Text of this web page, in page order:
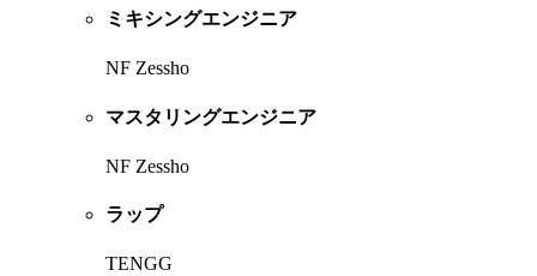
ミキシングエンジニア
NF Zessho
マスタリングエンジニア
NF Zessho
ラップ
TENGG